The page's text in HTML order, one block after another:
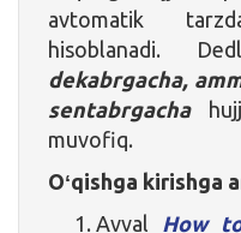
avtomatik
hisoblanadi.
dekabrgacha,
sentabrgacha
muvofiq.
Oʻqishga kirishga
Avval How